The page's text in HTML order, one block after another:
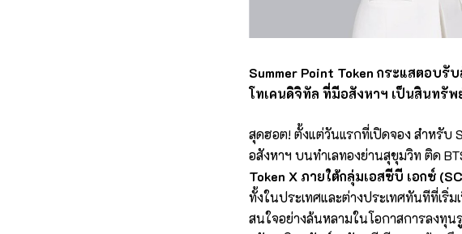
Summer Point Token กระแสตอบ
โทเคนดิจิทัล ที่มีอสังหาฯ เป็นสินทรัพ
สุดฮอต! ตั้งแต่วันแรกที่เปิดจอง สำหรับ
อสังหาฯ บนทำเลทองย่านสุขุมวิท ติด
Token X ภายใต้กลุ่มเอสซีบี เอกซ์
ทั้งในประเทศและต่างประเทศทันทีที่เ
สนใจอย่างล้นหลามในโอกาสการลงทุ